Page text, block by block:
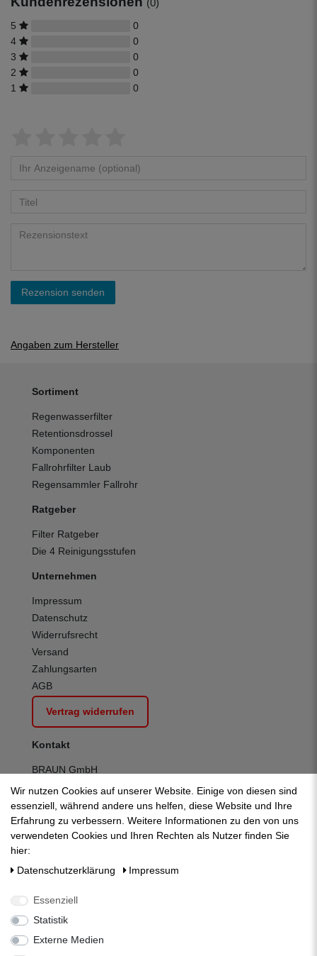
(0)
5
0
4
0
3
0
2
0
1
0
Rezension senden
Angaben zum Hersteller
Sortiment
Regenwasserfilter
Retentionsdrossel
Komponenten
Fallrohrfilter Laub
Regensammler Fallrohr
Ratgeber
Filter Ratgeber
Die 4 Reinigungsstufen
Unternehmen
Impressum
Datenschutz
Widerrufsrecht
Versand
Zahlungsarten
AGB
Vertrag widerrufen
Kontakt
BRAUN GmbH
Kuhnbergstraße 27
D-73037 Göppingen
Telefon:
+49 (0) 7161 95 13 700
Fax:
+49 (0) 7161 95 13 709
Fr:
07:30 - 12:30 | 13:00 - 14:00
Wir nutzen Cookies auf unserer Website. Einige von diesen sind
essenziell, während andere uns helfen, diese Website und Ihre
Erfahrung zu verbessern. Weitere Informationen zu den von uns
verwendeten Cookies und Ihren Rechten als Nutzer finden Sie
hier:
Daten­schutz­erklärung
Impressum
Essenziell
Statistik
Externe Medien